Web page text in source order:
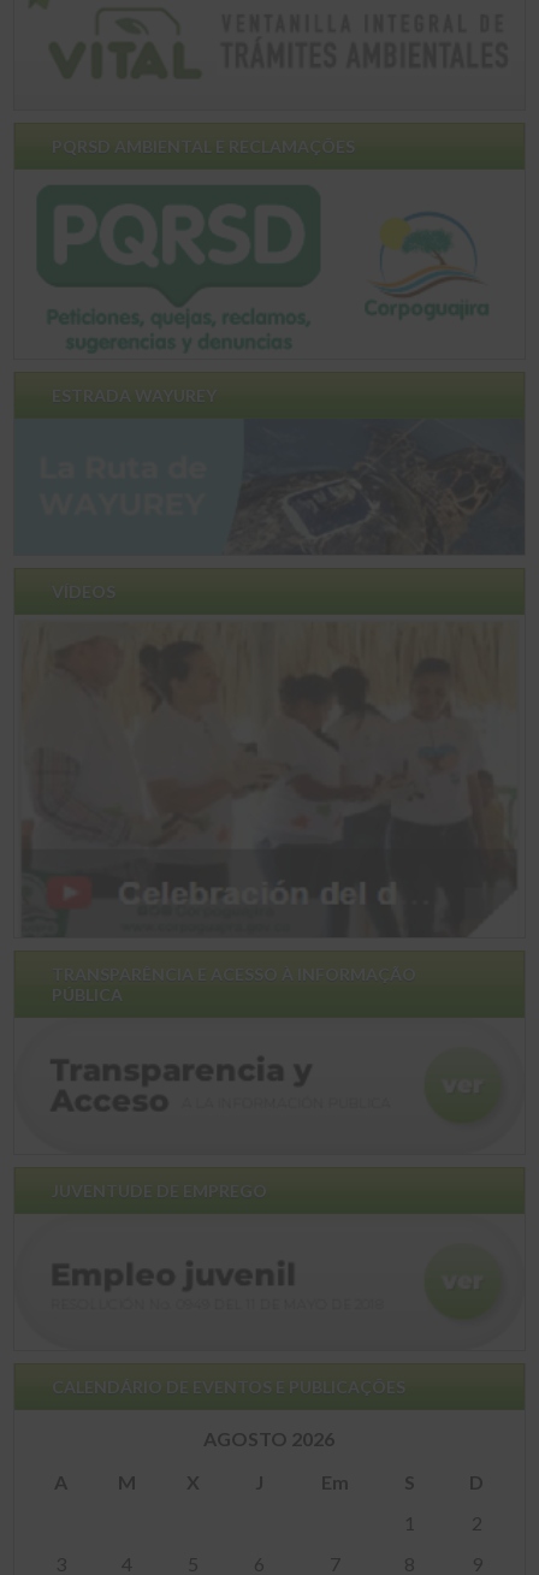
PQRSD AMBIENTAL E RECLAMAÇÕES
ESTRADA WAYUREY
VÍDEOS
PÚBLICA
JUVENTUDE DE EMPREGO
CALENDÁRIO DE EVENTOS E PUBLICAÇÕES
AGOSTO 2026
A
M X J Em S
D
1
2
3
4 5 6 7 8
9